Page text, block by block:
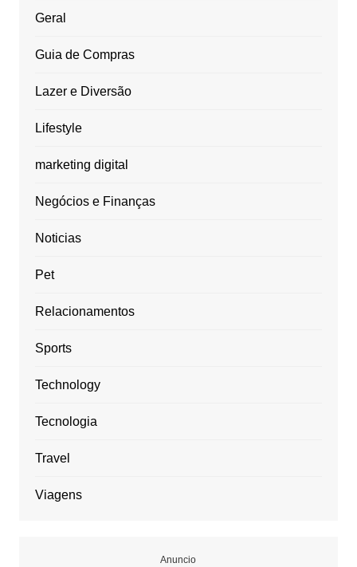
Geral
Guia de Compras
Lazer e Diversão
Lifestyle
marketing digital
Negócios e Finanças
Noticias
Pet
Relacionamentos
Sports
Technology
Tecnologia
Travel
Viagens
Anuncio